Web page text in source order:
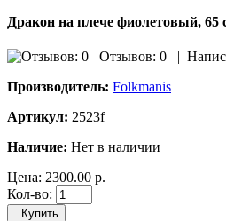
Дракон на плече фиолетовый, 65
Отзывов: 0 |
Производитель: Folkmanis
Артикул: 2523f
Наличие: Нет в наличии
Цена: 2300.00 р.
Кол-во:
Купить